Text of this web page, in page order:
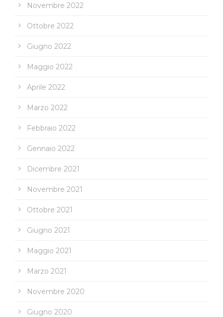
Novembre 2022
Ottobre 2022
Giugno 2022
Maggio 2022
Aprile 2022
Marzo 2022
Febbraio 2022
Gennaio 2022
Dicembre 2021
Novembre 2021
Ottobre 2021
Giugno 2021
Maggio 2021
Marzo 2021
Novembre 2020
Giugno 2020